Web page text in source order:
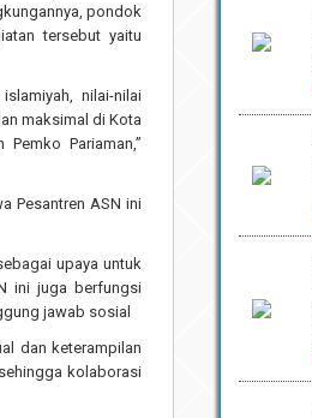
pondok
tersebut yaitu
nilai-nilai
maksimal di Kota
Pariaman,”
Pesantren ASN ini
upaya untuk
ini juga berfungsi
jawab sosial
dan keterampilan
kolaborasi